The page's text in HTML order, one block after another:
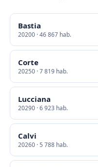
Bastia
20200 · 46 867 hab.
Corte
20250 · 7 819 hab.
Lucciana
20290 · 6 923 hab.
Calvi
20260 · 5 788 hab.